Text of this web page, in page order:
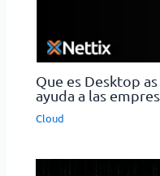
Que es Desktop
ayuda a las
Cloud